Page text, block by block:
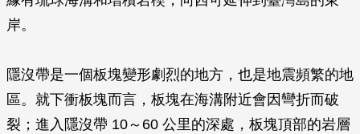
岸。
隱沒帶是一個板塊變形劇烈的地方，也是地震頻繁的地
區。就下衝板塊而言，板塊在海溝附近會因彎折而破
裂；進入隱沒帶 10～60 公里的深處，板塊頂部的岩層